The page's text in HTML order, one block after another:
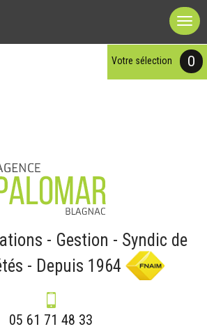
votre sélection 0
- Gestion - Syndic de
- Depuis 1964
05 61 71 48 33